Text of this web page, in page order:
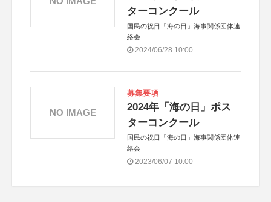
ターコンクール
国民の祝日「海の日」海事関係団体連
絡会
2024/06/28 10:00
募集要項
2024年「海の日」ポス
ターコンクール
国民の祝日「海の日」海事関係団体連
絡会
2023/06/07 10:00
NO IMAGE